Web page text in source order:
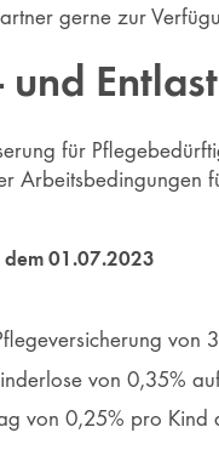
gerne zur
für
dem 01.07.2023
von
von 0,35%
von 0,25% pro